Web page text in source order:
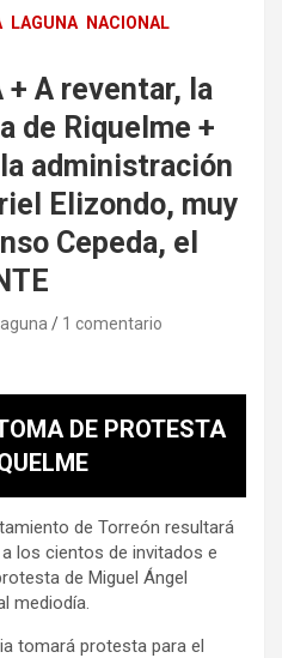
LAGUNA
NACIONAL
+ A reventar, la
de Riquelme +
administración
Elizondo, muy
Cepeda, el
1 comentario
DE PROTESTA
de Torreón resultará
los cientos de invitados e
de Miguel Ángel
mediodía.
tomará protesta para el